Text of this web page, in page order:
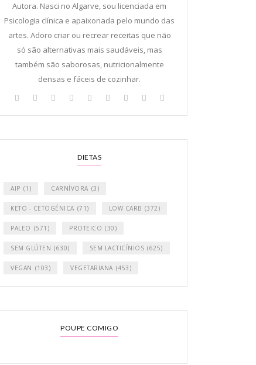
Autora. Nasci no Algarve, sou licenciada em
Psicologia clínica e apaixonada pelo mundo das
artes. Adoro criar ou recrear receitas que não
só são alternativas mais saudáveis, mas
também são saborosas, nutricionalmente
densas e fáceis de cozinhar.
DIETAS
AIP (1) CARNÍVORA (3)
KETO - CETOGÉNICA (71) LOW CARB (372)
PALEO (571) PROTEICO (30)
SEM GLÚTEN (630) SEM LACTICÍNIOS (625)
VEGAN (103) VEGETARIANA (453)
POUPE COMIGO